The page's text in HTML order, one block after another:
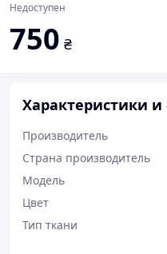
Недоступен
750 ₴
Характеристики
Производитель
Страна производитель
Мoдель
Цвет
Тип ткани